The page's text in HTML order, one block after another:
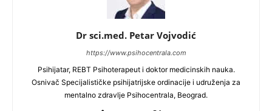
Dr sci.med. Petar Vojvodić
https://www.psihocentrala.com
Psihijatar, REBT Psihoterapeut i doktor medicinskih nauka.
Osnivač Specijalističke psihijatrijske ordinacije i udruženja za
mentalno zdravlje Psihocentrala, Beograd.